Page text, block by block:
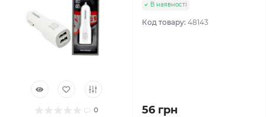
0
В наявності
Код товару: 48143
56 грн